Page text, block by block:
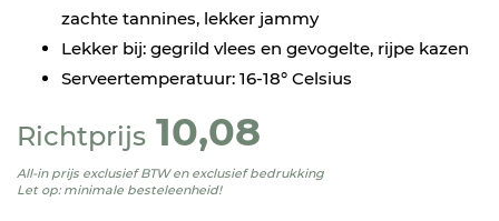
zachte tannines, lekker jammy
Lekker bij: gegrild vlees en gevogelte, rijpe kazen
Serveertemperatuur: 16-18° Celsius
Richtprijs 10,08
All-in prijs exclusief BTW en exclusief bedrukking
Let op: minimale besteleenheid!